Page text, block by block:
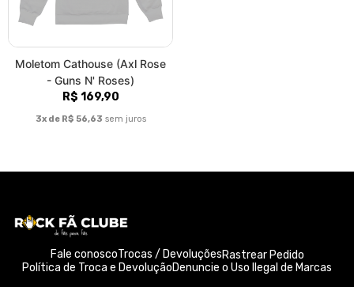
Moletom Cathouse (Axl Rose
- Guns N' Roses)
R$ 169,90
3x de R$ 56,63 sem juros
Fale conoscoTrocas / DevoluçõesRastrear Pedido
Política de Troca e DevoluçãoDenuncie o Uso Ilegal de Marcas